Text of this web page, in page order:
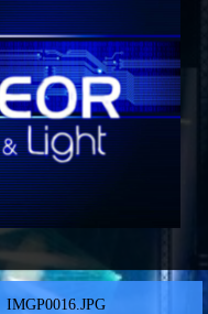
IMGP0016.JPG